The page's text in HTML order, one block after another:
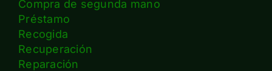
Compra de segunda mano
Préstamo
Recogida
Recuperación
Reparación